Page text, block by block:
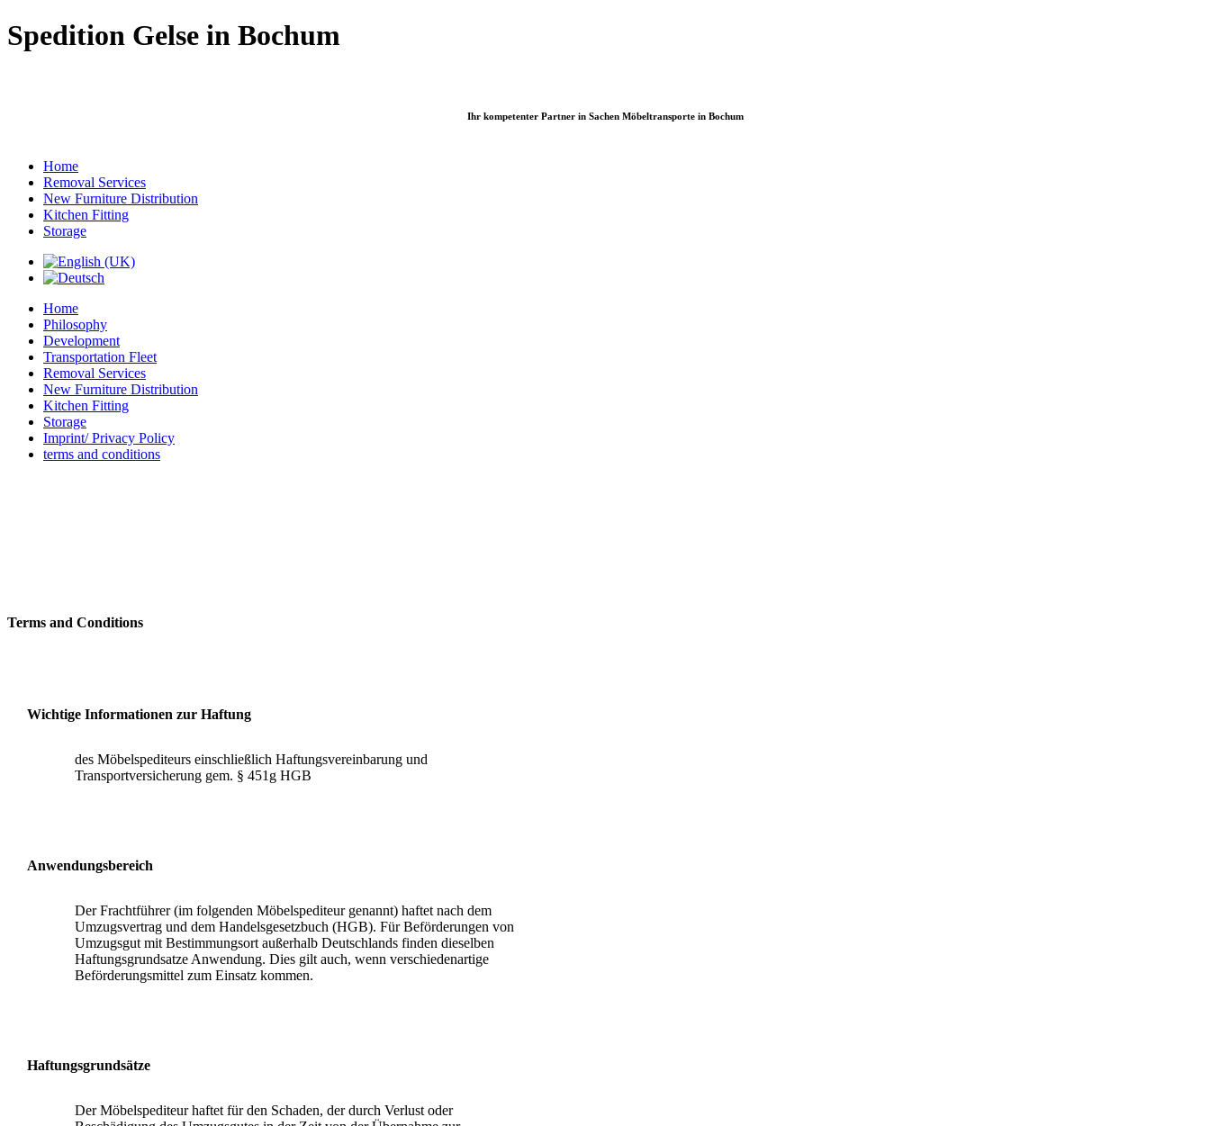
Spedition Gelse in Bochum
Ihr kompetenter Partner in Sachen Möbeltransporte in Bochum
Home
Removal Services
New Furniture Distribution
Kitchen Fitting
Storage
Home
Philosophy
Development
Transportation Fleet
Removal Services
New Furniture Distribution
Kitchen Fitting
Storage
Imprint/ Privacy Policy
terms and conditions
Terms and Conditions
Wichtige Informationen zur Haftung
des Möbelspediteurs einschließlich Haftungsvereinbarung und
Transportversicherung gem. § 451g HGB
Anwendungsbereich
Der Frachtführer (im folgenden Möbelspediteur genannt) haftet nach dem
Umzugsvertrag und dem Handelsgesetzbuch (HGB). Für Beförderungen von
Umzugsgut mit Bestimmungsort außerhalb Deutschlands finden dieselben
Haftungsgrundsatze Anwendung. Dies gilt auch, wenn verschiedenartige
Beförderungsmittel zum Einsatz kommen.
Haftungsgrundsätze
Der Möbelspediteur haftet für den Schaden, der durch Verlust oder